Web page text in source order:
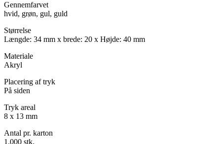
Gennemfarvet
hvid, grøn, gul, guld
Størrelse
Længde: 34 mm x brede: 20 x Højde: 40 mm
Materiale
Akryl
Placering af tryk
På siden
Tryk areal
8 x 13 mm
Antal pr. karton
1.000 stk.